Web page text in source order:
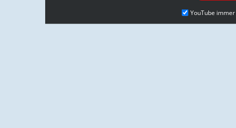
YouTube